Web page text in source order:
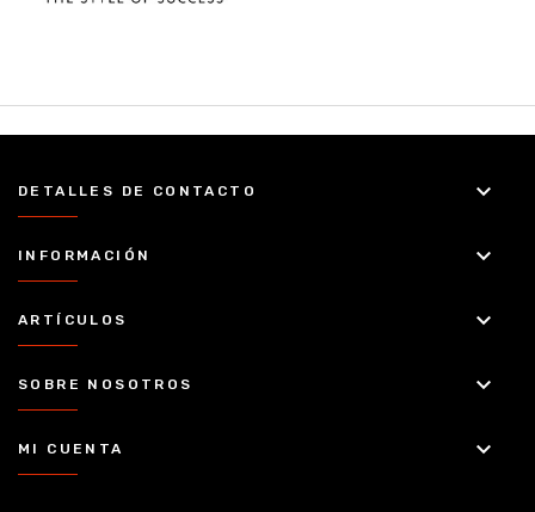
DETALLES DE CONTACTO keyboard_arrow_down
INFORMACIÓN keyboard_arrow_down
ARTÍCULOS keyboard_arrow_down
SOBRE NOSOTROS keyboard_arrow_down
MI CUENTA keyboard_arrow_down